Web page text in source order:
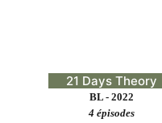
4 épisodes
21 Days Theory
BL - 2022